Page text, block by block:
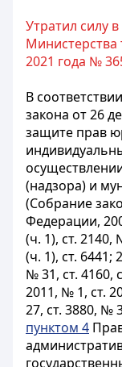
Утратил силу
Министерства
2021 года №
В
закона от 26
защите прав
(надзора) и
(Собрание
Федерации,
(ч. 1), ст.
(ч. 1), ст. 6441;
№ 31, ст. 4160,
2011, № 1, ст.
27, ст. 3880, №
пунктом 4